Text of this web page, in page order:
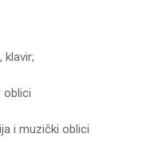
klavir;
oblici
i muzički oblici